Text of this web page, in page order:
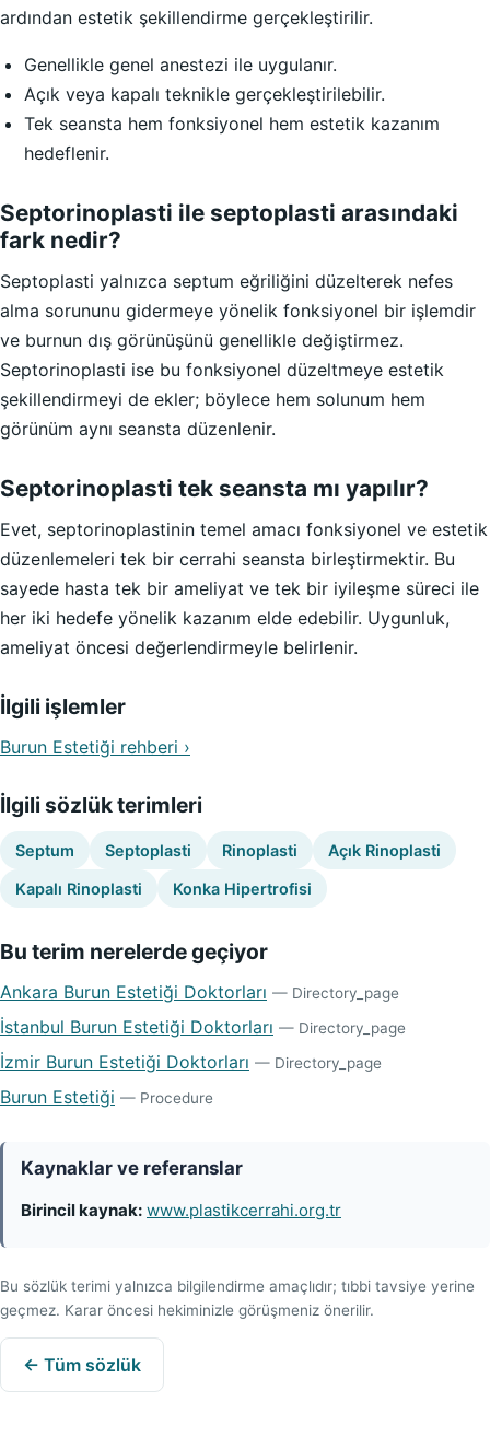
ardından estetik şekillendirme gerçekleştirilir.
Genellikle genel anestezi ile uygulanır.
Açık veya kapalı teknikle gerçekleştirilebilir.
Tek seansta hem fonksiyonel hem estetik kazanım
hedeflenir.
Septorinoplasti ile septoplasti arasındaki
fark nedir?
Septoplasti yalnızca septum eğriliğini düzelterek nefes
alma sorununu gidermeye yönelik fonksiyonel bir işlemdir
ve burnun dış görünüşünü genellikle değiştirmez.
Septorinoplasti ise bu fonksiyonel düzeltmeye estetik
şekillendirmeyi de ekler; böylece hem solunum hem
görünüm aynı seansta düzenlenir.
Septorinoplasti tek seansta mı yapılır?
Evet, septorinoplastinin temel amacı fonksiyonel ve estetik
düzenlemeleri tek bir cerrahi seansta birleştirmektir. Bu
sayede hasta tek bir ameliyat ve tek bir iyileşme süreci ile
her iki hedefe yönelik kazanım elde edebilir. Uygunluk,
ameliyat öncesi değerlendirmeyle belirlenir.
İlgili işlemler
Burun Estetiği rehberi ›
İlgili sözlük terimleri
Septum Septoplasti Rinoplasti Açık Rinoplasti
Kapalı Rinoplasti Konka Hipertrofisi
Bu terim nerelerde geçiyor
Ankara Burun Estetiği Doktorları — Directory_page
İstanbul Burun Estetiği Doktorları — Directory_page
İzmir Burun Estetiği Doktorları — Directory_page
Burun Estetiği — Procedure
Kaynaklar ve referanslar
Birincil kaynak: www.plastikcerrahi.org.tr
Bu sözlük terimi yalnızca bilgilendirme amaçlıdır; tıbbi tavsiye yerine
geçmez. Karar öncesi hekiminizle görüşmeniz önerilir.
← Tüm sözlük